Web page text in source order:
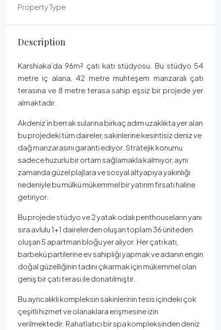
Property Type
Description
Karshiaka’da 96m² çatı katı stüdyosu. Bu stüdyo 54
metre iç alana, 42 metre muhteşem manzaralı çatı
terasına ve 8 metre terasa sahip eşsiz bir projede yer
almaktadır.
Akdeniz’in berrak sularına birkaç adım uzaklıkta yer alan
bu projedeki tüm daireler, sakinlerine kesintisiz deniz ve
dağ manzarasını garanti ediyor. Stratejik konumu
sadece huzurlu bir ortam sağlamakla kalmıyor, aynı
zamanda güzel plajlara ve sosyal altyapıya yakınlığı
nedeniyle bu mülkü mükemmel bir yatırım fırsatı haline
getiriyor.
Bu projede stüdyo ve 2 yatak odalı penthouseların yanı
sıra avlulu 1+1 dairelerden oluşan toplam 36 üniteden
oluşan 5 apartman bloğu yer alıyor. Her çatı katı,
barbekü partilerine ev sahipliği yapmak ve adanın engin
doğal güzelliğinin tadını çıkarmak için mükemmel olan
geniş bir çatı terası ile donatılmıştır.
Bu ayrıcalıklı kompleksin sakinlerinin tesis içindeki çok
çeşitli hizmet ve olanaklara erişmesine izin
verilmektedir. Rahatlatıcı bir spa kompleksinden deniz